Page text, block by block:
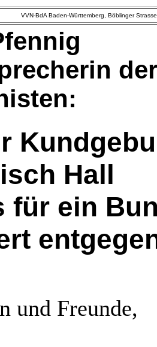
VVN-BdA Baden-Württemberg, Böblinger
Hall
für ein
und Freunde,